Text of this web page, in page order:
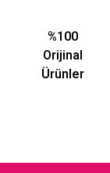
%100
Orijinal
Ürünler